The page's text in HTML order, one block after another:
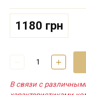
1180 грн
В связи с